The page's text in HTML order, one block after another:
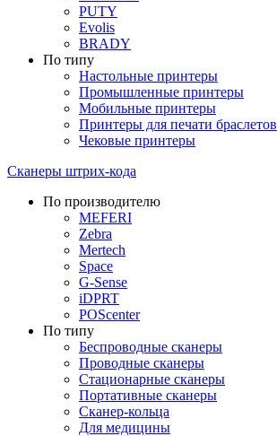
PUTY
Evolis
BRADY
По типу
Настольные принтеры
Промышленные принтеры
Мобильные принтеры
Принтеры для печати браслетов
Чековые принтеры
Сканеры штрих-кода
По производителю
MEFERI
Zebra
Mertech
Space
G-Sense
iDPRT
POScenter
По типу
Беспроводные сканеры
Проводные сканеры
Стационарные сканеры
Портативные сканеры
Сканер-кольца
Для медицины